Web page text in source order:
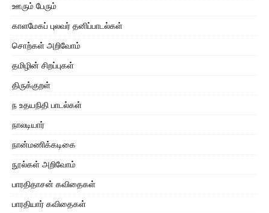
ஊரும் பேரும்
காளமேகப் புலவர் தனிப்பாடல்கள்
சொற்கள் அறிவோம்
தமிழின் சிறப்புகள்
திருக்குறள்
ந உதயநிதி பாடல்கள்
நாலடியார்
நான்மணிக்கடிகை
நூல்கள் அறிவோம்
பாரதிதாசன் கவிதைகள்
பாரதியார் கவிதைகள்